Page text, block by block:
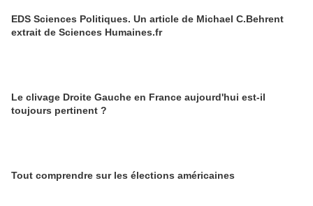
EDS Sciences Politiques. Un article de Michael C.Behrent
extrait de Sciences Humaines.fr
Le clivage Droite Gauche en France aujourd'hui est-il
toujours pertinent ?
Tout comprendre sur les élections américaines